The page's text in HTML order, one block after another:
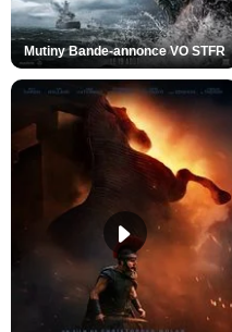
Mutiny Bande-annonce VO STFR